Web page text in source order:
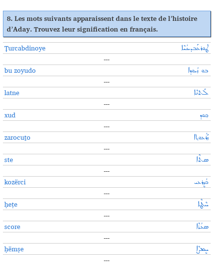
8. Les mots suivants apparaissent dans le texte de l’histoire
d’Aday. Trouvez leur signification en français.
Ṭurcabdinoye ܛܘܪܥܰܒܕܝܢܳܝܶܐ
---
bu zoyudo
ܒܘ ܙܳܝܘܕܐ
---
latne
ܠܰܬܢܶܐ
---
xud
ܟ݂ܘܕ
---
zarocuṯo
ܙܰܪܳܥܘܬ݂ܐ
---
ste
ܣܬܶܐ
---
kozërci
ܟܳܙܷܪܥܝ
---
ḥeṭe
ܚܶܛܶܐ
---
score
ܣܥܳܪܶܐ
---
ḥëmṣe
ܚܷܡܨܶܐ